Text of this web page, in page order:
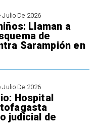
Julio De 2026
Llaman a
de
Sarampión en
Julio De 2026
Hospital
judicial de